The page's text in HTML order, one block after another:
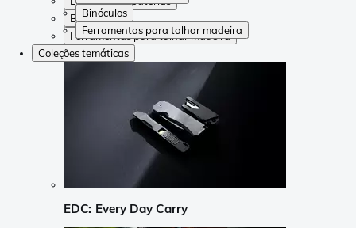
Binóculos
Ferramentas para talhar madeira
Binóculos
Ferramentas para talhar madeira
Coleções temáticas
EDC: Every Day Carry